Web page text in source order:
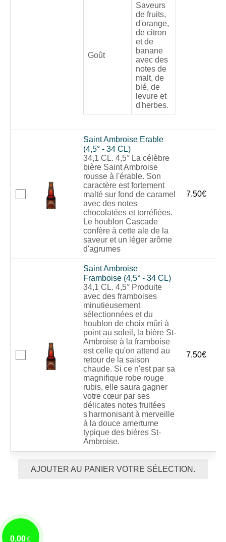
Goût
Saveurs
de fruits,
d'orange,
de citron
et de
banane
avec des
notes de
malt, de
blé, de
levure et
d'herbes.
Saint Ambroise Erable
(4,5° - 34 CL)
34,1 CL. 4,5° La célèbre
bière Saint Ambroise
rousse à l'érable. Son
caractère est fortement
malté sur fond de caramel
avec des notes
chocolatées et torréfiées.
Le houblon Cascade
confère à cette ale de la
saveur et un léger arôme
d'agrumes
7.50€
Saint Ambroise
Framboise (4,5° - 34 CL)
34,1 CL. 4,5° Produite
avec des framboises
minutieusement
sélectionnées et du
houblon de choix mûri à
point au soleil, la bière St-
Ambroise à la framboise
est celle qu'on attend au
retour de la saison
chaude. Si ce n'est par sa
magnifique robe rouge
rubis, elle saura gagner
votre cœur par ses
délicates notes fruitées
s'harmonisant à merveille
à la douce amertume
typique des bières St-
Ambroise.
7.50€
AJOUTER AU PANIER VOTRE SÉLECTION.
0.00€